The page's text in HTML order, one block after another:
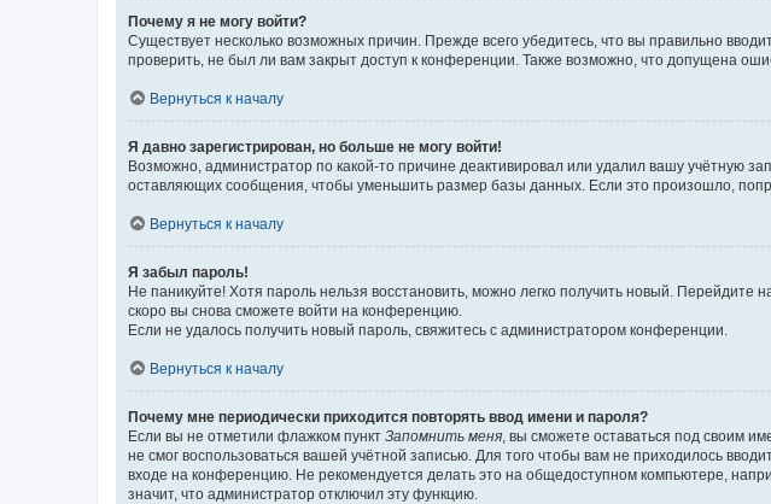
Почему я не могу войти?
Существует несколько возможных причин. Прежде всего убедитесь, что вы правильно
проверить, не был ли вам закрыт доступ к конференции. Также возможно, что допущена
Вернуться к началу
Я давно зарегистрирован, но больше не могу войти!
Возможно, администратор по какой-то причине деактивировал или удалил вашу учётную
оставляющих сообщения, чтобы уменьшить размер базы данных. Если это произошло,
Вернуться к началу
Я забыл пароль!
Не паникуйте! Хотя пароль нельзя восстановить, можно легко получить новый. Перейдите
скоро вы снова сможете войти на конференцию.
Если не удалось получить новый пароль, свяжитесь с администратором конференции.
Вернуться к началу
Почему мне периодически приходится повторять ввод имени и пароля?
Если вы не отметили флажком пункт Запомнить меня , вы сможете оставаться под своим
не смог воспользоваться вашей учётной записью. Для того чтобы вам не приходилось
входе на конференцию. Не рекомендуется делать это на общедоступном компьютере,
значит, что администратор отключил эту функцию.